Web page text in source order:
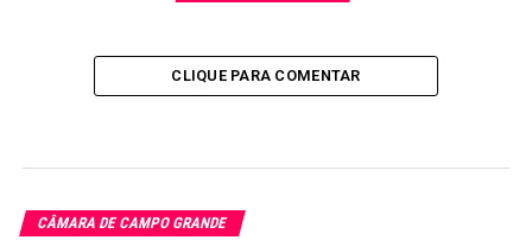
CLIQUE PARA COMENTAR
CÂMARA DE CAMPO GRANDE